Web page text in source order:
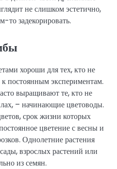
не слишком эстетично,
то задекорировать.
хороши для тех, кто не
постоянным экспериментам.
выращивают те, кто не
– начинающие цветоводы.
срок жизни которых
цветение с весны и
Однолетние растения
взрослых растений или
из семян.